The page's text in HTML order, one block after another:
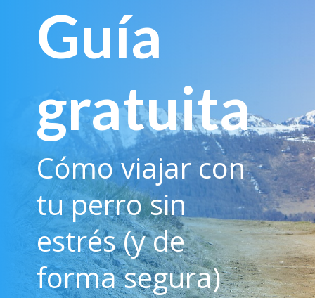
Guía
gratuita
Cómo viajar con
tu perro sin
estrés (y de
forma segura)